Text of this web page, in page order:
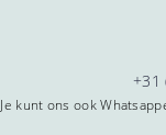
+31
Je kunt ons ook